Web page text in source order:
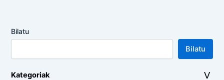
Bilatu
Bilatu
Kategoriak